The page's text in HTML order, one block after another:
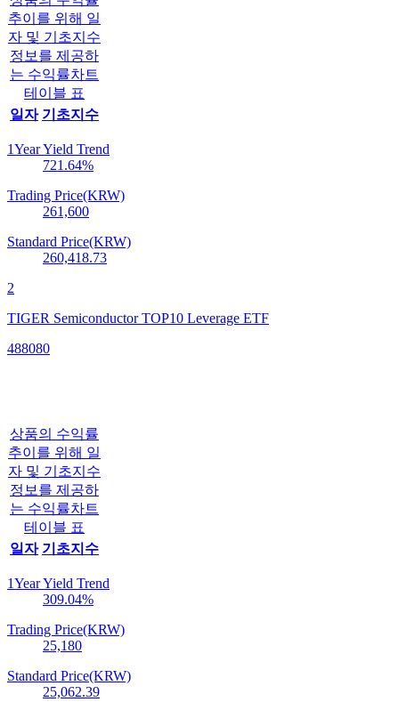
추이를 위해 일
자 및 기초지수
정보를 제공하
는 수익률차트
테이블 표
일자 기초지수
1Year Yield Trend
721.64%
Trading Price(KRW)
261,600
Standard Price(KRW)
260,418.73
2
TIGER Semiconductor TOP10 Leverage ETF
488080
상품의 수익률
추이를 위해 일
자 및 기초지수
정보를 제공하
는 수익률차트
테이블 표
일자 기초지수
1Year Yield Trend
309.04%
Trading Price(KRW)
25,180
Standard Price(KRW)
25,062.39